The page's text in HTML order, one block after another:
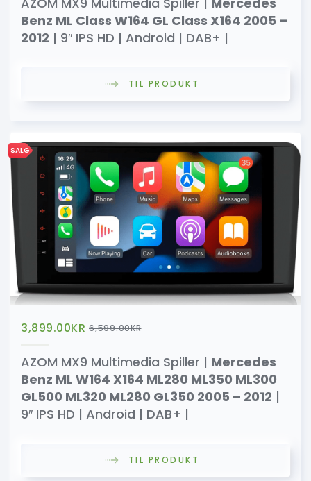
Benz ML Class W164 GL Class X164 2005 –
2012 | 9″ IPS HD | Android | DAB+ |
TIL PRODUKT
SALG
3,899.00KR 6,599.00KR
AZOM MX9 Multimedia Spiller | Mercedes
Benz ML W164 X164 ML280 ML350 ML300
GL500 ML320 ML280 GL350 2005 – 2012 |
9″ IPS HD | Android | DAB+ |
TIL PRODUKT